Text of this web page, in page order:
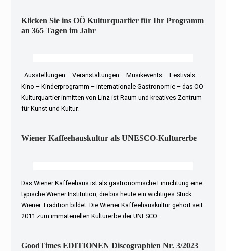
Klicken Sie ins OÖ Kulturquartier für Ihr Programm
an 365 Tagen im Jahr
Ausstellungen – Veranstaltungen – Musikevents – Festivals –
Kino – Kinderprogramm – internationale Gastronomie – das OÖ
Kulturquartier inmitten von Linz ist Raum und kreatives Zentrum
für Kunst und Kultur.
Wiener Kaffeehauskultur als UNESCO-Kulturerbe
Das Wiener Kaffeehaus ist als gastronomische Einrichtung eine
typische Wiener Institution, die bis heute ein wichtiges Stück
Wiener Tradition bildet. Die Wiener Kaffeehauskultur gehört seit
2011 zum immateriellen Kulturerbe der UNESCO.
GoodTimes EDITIONEN Discographien Nr. 3/2023